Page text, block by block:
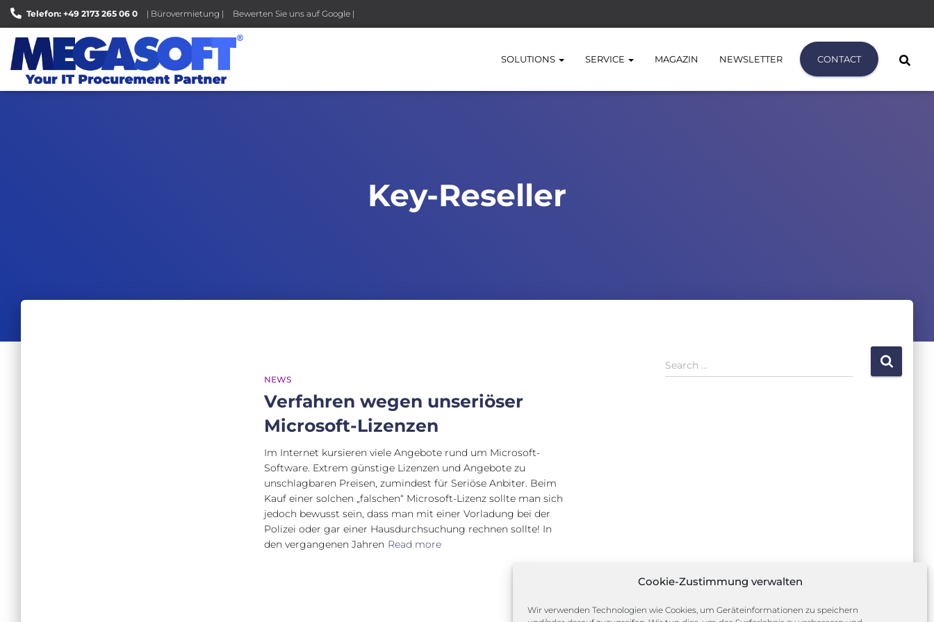
Cookie-Zustimmung verwalten
Wir verwenden Technologien wie Cookies, um Geräteinformationen zu speichern
Telefon: +49 2173 265 06 0 | Bürovermietung | Bewerten Sie uns auf Google |
SOLUTIONS SERVICE MAGAZIN NEWSLETTER CONTACT
Key-Reseller
NEWS
Verfahren wegen unseriöser
Microsoft-Lizenzen
Im Internet kursieren viele Angebote rund um Microsoft-
Software. Extrem günstige Lizenzen und Angebote zu
unschlagbaren Preisen, zumindest für Seriöse Anbiter. Beim
Kauf einer solchen „falschen“ Microsoft-Lizenz sollte man sich
jedoch bewusst sein, dass man mit einer Vorladung bei der
Polizei oder gar einer Hausdurchsuchung rechnen sollte! In
den vergangenen Jahren Read more
S
e
Search …